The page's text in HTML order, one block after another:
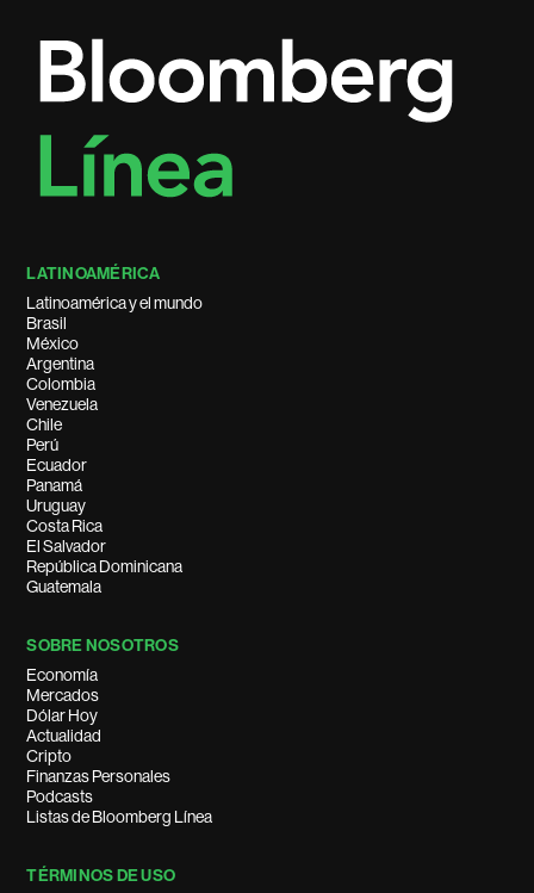
LATINOAMÉRICA
Latinoamérica y el mundo
Brasil
México
Argentina
Colombia
Venezuela
Chile
Perú
Ecuador
Panamá
Uruguay
Costa Rica
El Salvador
República Dominicana
Guatemala
SOBRE NOSOTROS
Economía
Mercados
Dólar Hoy
Actualidad
Cripto
Finanzas Personales
Podcasts
Listas de Bloomberg Línea
TÉRMINOS DE USO